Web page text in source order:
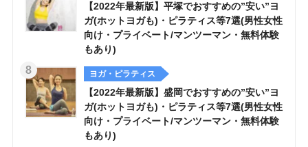
【2022年最新版】平塚でおすすめの”安い”ヨ
ガ(ホットヨガも)・ピラティス等7選(男性女性
向け・プライベート/マンツーマン・無料体験
もあり)
ヨガ・ピラティス
【2022年最新版】盛岡でおすすめの”安い”ヨ
ガ(ホットヨガも)・ピラティス等7選(男性女性
向け・プライベート/マンツーマン・無料体験
もあり)